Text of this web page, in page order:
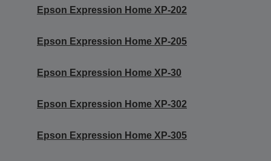
Epson Expression Home XP-202
Epson Expression Home XP-205
Epson Expression Home XP-30
Epson Expression Home XP-302
Epson Expression Home XP-305